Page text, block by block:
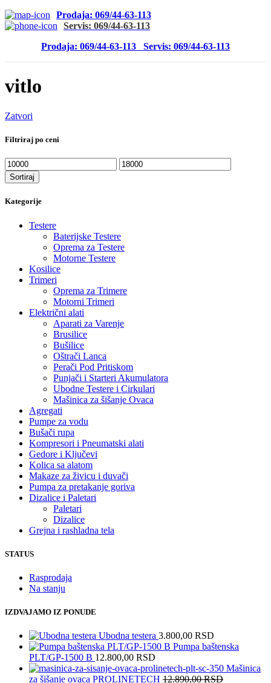
Prodaja: 069/44-63-113
Servis: 069/44-63-113
Prodaja: 069/44-63-113
Servis: 069/44-63-113
vitlo
Zatvori
Filtriraj po ceni
Minimalna
cena
Maksimalna
cena
Sortiraj
Kategorije
Testere
Baterijske Testere
Oprema za Testere
Motorne Testere
Kosilice
Trimeri
Oprema za Trimere
Motorni Trimeri
Električni alati
Aparati za Varenje
Brusilice
Bušilice
Oštrači Lanca
Perači Pod Pritiskom
Punjači i Starteri Akumulatora
Ubodne Testere i Cirkulari
Mašinica za šišanje Ovaca
Agregati
Pumpe za vodu
Bušači rupa
Kompresori i Pneumatski alati
Gedore i Ključevi
Kolica sa alatom
Makaze za živicu i duvači
Pumpa za pretakanje goriva
Dizalice i Paletari
Paletari
Dizalice
Grejna i rashladna tela
STATUS
Rasprodaja
Na stanju
IZDVAJAMO IZ PONUDE
Ubodna testera 3.800,00 RSD
Pumpa baštenska
PLT/GP-1500 B 12.800,00 RSD
Mašinica
za šišanje ovaca PROLINETECH 12.890,00RSD